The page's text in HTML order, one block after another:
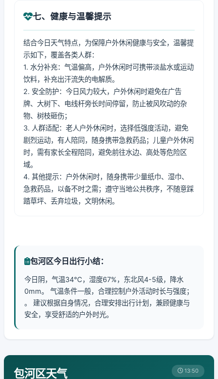
七、健康与温馨提示
结合今日天气特点，为保障户外休闲健康与安全，温馨提
示如下，覆盖各类人群：
1. 水分补充：气温偏高，户外休闲时可携带淡盐水或运动
饮料，补充出汗流失的电解质。
2. 安全防护：今日风力较大，户外休闲时避免在广告
牌、大树下、电线杆旁长时间停留，防止被风吹动的杂
物、树枝砸伤；
3. 人群适配：老人户外休闲时，选择低强度活动，避免
剧烈运动，有人陪同，随身携带急救药品；儿童户外休闲
时，需有家长全程陪同，避免前往水边、高处等危险区
域。
4. 其他提示：户外休闲时，随身携带少量纸巾、湿巾、
急救药品，以备不时之需；遵守当地公共秩序，不随意踩
踏草坪、丢弃垃圾，文明休闲。
包河区今日出行小结：
今日阴，气温34℃，湿度67%，东北风4-5级，降水
0mm。 气温条件一般，合理控制户外活动时长与强度；
。 建议根据自身情况，合理安排出行计划，兼顾健康与
安全，享受舒适的户外时光。
包河区天气 13:50